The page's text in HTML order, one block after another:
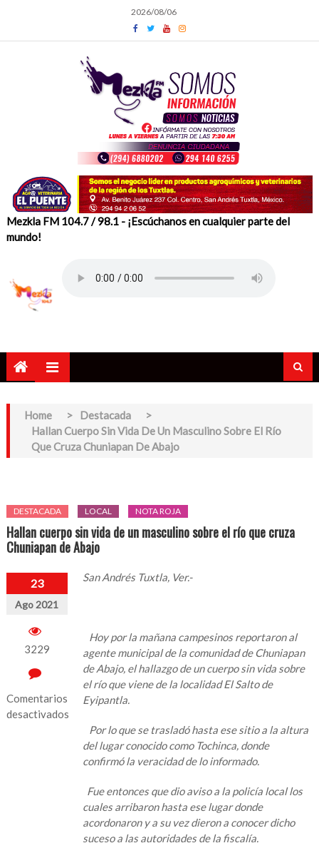
content
2026/08/06
Mezkla FM 104.7 / 98.1 - ¡Escúchanos en cualquier parte del
mundo!
Home > Destacada
>
Hallan Cuerpo Sin Vida De Un Masculino Sobre El Río
Que Cruza Chuniapan De Abajo
DESTACADA LOCAL NOTA ROJA
Hallan cuerpo sin vida de un masculino sobre el río que cruza
Chuniapan de Abajo
23
Ago 2021
3229
Comentarios
desactivados
San Andrés Tuxtla, Ver.-
Hoy por la mañana campesinos reportaron al
agente municipal de la comunidad de Chuniapan
de Abajo, el hallazgo de un cuerpo sin vida sobre
el río que viene de la localidad El Salto de
Eyipantla.
Por lo que se trasladó hasta ese sitio a la altura
del lugar conocido como Tochinca, donde
confirmó la veracidad de lo informado.
Fue entonces que dio aviso a la policía local los
cuales arribaron hasta ese lugar donde
acordonaron y a su vez dieron a conocer dicho
suceso a las autoridades de la fiscalía.